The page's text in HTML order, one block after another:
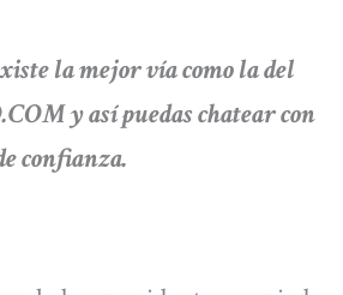
la mejor vía como la del
y así puedas chatear con
confianza.